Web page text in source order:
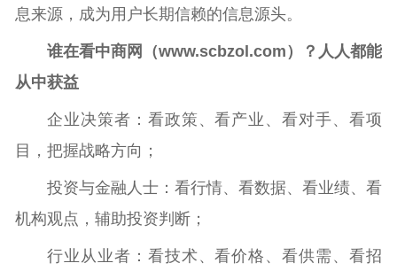
息来源，成为用户长期信赖的信息源头。
谁在看中商网（www.scbzol.com）？人人都能
从中获益
企业决策者：看政策、看产业、看对手、看项
目，把握战略方向；
投资与金融人士：看行情、看数据、看业绩、看
机构观点，辅助投资判断；
行业从业者：看技术、看价格、看供需、看招